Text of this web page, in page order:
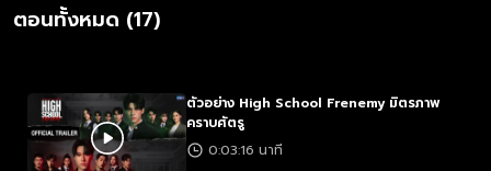
ตอนทั้งหมด (17)
ตัวอย่าง High School Frenemy มิตรภาพ
คราบศัตรู
0:03:16 นาที